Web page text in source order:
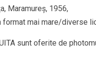
Maramureș, 1956,
mai mare/diverse
sunt oferite de